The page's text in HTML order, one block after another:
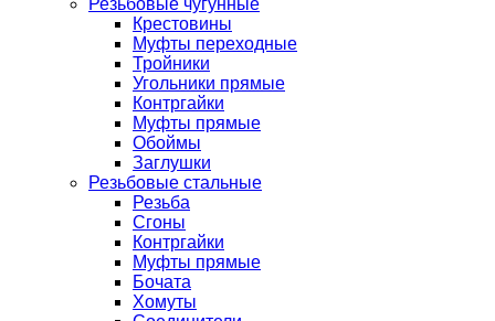
Резьбовые чугунные
Крестовины
Муфты переходные
Тройники
Угольники прямые
Контргайки
Муфты прямые
Обоймы
Заглушки
Резьбовые стальные
Резьба
Сгоны
Контргайки
Муфты прямые
Бочата
Хомуты